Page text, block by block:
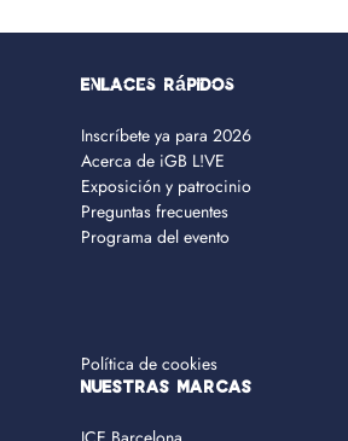
Enlaces rápidos
Inscríbete ya para 2026
Acerca de iGB L!VE
Exposición y patrocinio
Preguntas frecuentes
Programa del evento
Política de cookies
NUESTRAS MARCAS